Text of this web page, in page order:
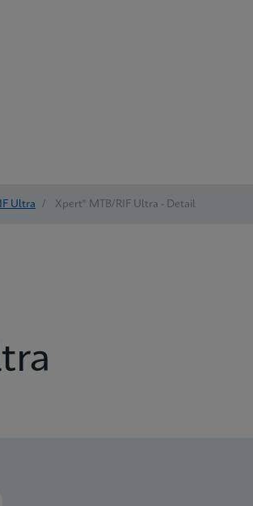
Ultra / Xpert® MTB/RIF Ultra - Detail